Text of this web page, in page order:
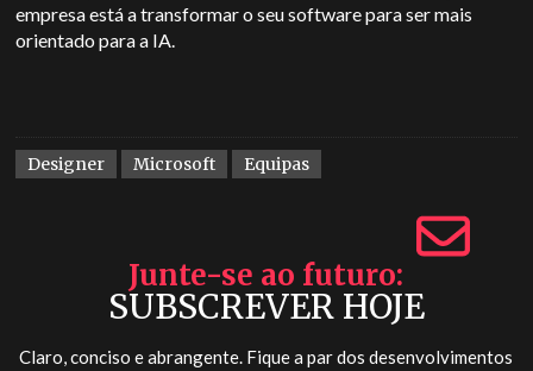
empresa está a transformar o seu software para ser mais
orientado para a IA.
Designer Microsoft Equipas
Junte-se ao futuro
SUBSCREVER HOJE
Claro, conciso e abrangente. Fique a par dos desenvolvimentos